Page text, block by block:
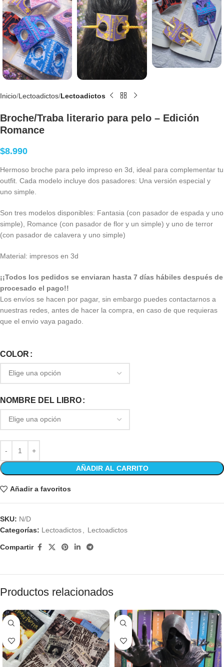
Inicio Lectoadictos Lectoadictos
Broche/Traba literario para pelo – Edición
Romance
$8.990
Hermoso broche para pelo impreso en 3d, ideal para complementar tu
outfit. Cada modelo incluye dos pasadores: Una versión especial y
uno simple.
Son tres modelos disponibles: Fantasia (con pasador de espada y uno
simple), Romance (con pasador de flor y un simple) y uno de terror
(con pasador de calavera y uno simple)
Material: impresos en 3d
¡¡Todos los pedidos se enviaran hasta 7 días hábiles después de
procesado el pago!!
Los envíos se hacen por pagar, sin embargo puedes contactarnos a
nuestras redes, antes de hacer la compra, en caso de que requieras
que el envio vaya pagado.
COLOR
NOMBRE DEL LIBRO
AÑADIR AL CARRITO
Añadir a favoritos
SKU: N/D
Categorías: Lectoadictos Lectoadictos
Compartir
Productos relacionados